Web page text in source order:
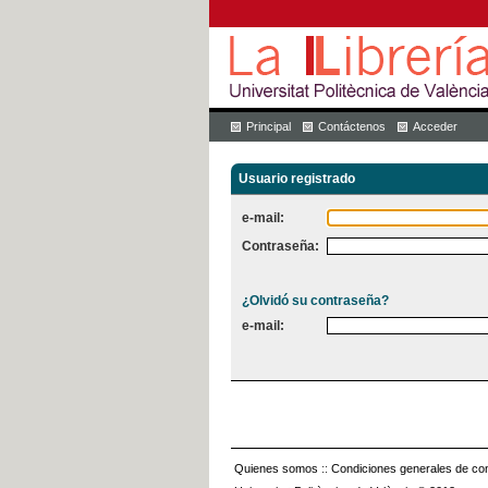
Principal Contáctenos Acceder
Usuario registrado
e-mail:
Contraseña:
¿Olvidó su contraseña?
e-mail:
Quienes somos :: Condiciones generales de